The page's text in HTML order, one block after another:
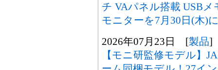
チ VAパネル搭載 USB
モニターを7月30日(木)
2026年07月23日 [製品]
【モニ研監修モデル】